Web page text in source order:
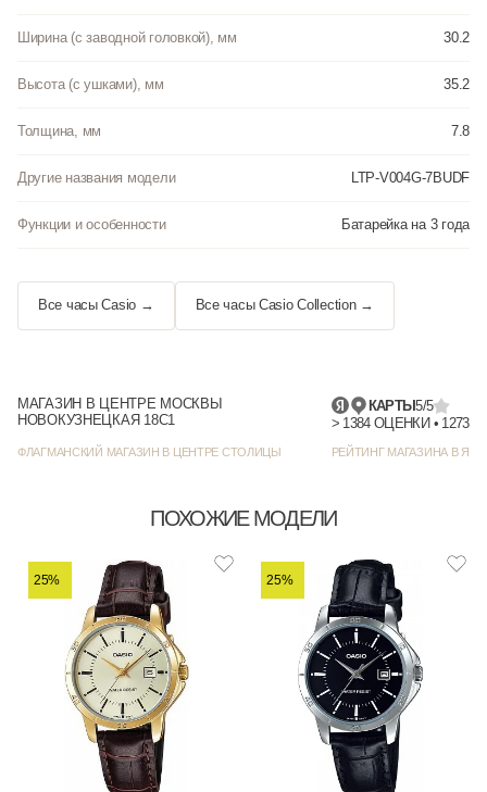
Ширина (с заводной головкой), мм 30.2
Высота (с ушками), мм 35.2
Толщина, мм 7.8
Другие названия модели LTP-V004G-7BUDF
Функции и особенности Батарейка на 3 года
Все часы Casio → Все часы Casio Collection →
МАГАЗИН В ЦЕНТРЕ МОСКВЫ
НОВОКУЗНЕЦКАЯ 18С1
ФЛАГМАНСКИЙ МАГАЗИН В ЦЕНТРЕ СТОЛИЦЫ
КАРТЫ5/5
РЕЙТИНГ МАГАЗИНА В
ПОХОЖИЕ МОДЕЛИ
25% 25%